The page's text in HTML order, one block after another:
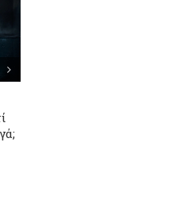
του Ψεύτη -13
που Δεν Θέλει να
2026